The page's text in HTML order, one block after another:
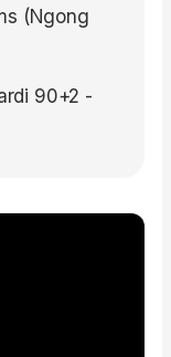
(Ngong
90+2 -